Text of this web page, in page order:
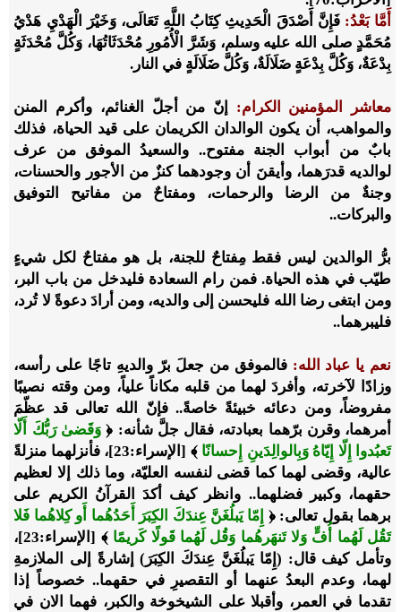
أَمَّا بَعْدُ:فَإِنَّ أَصْدَقَ الْحَدِيثِ كِتَابُ اللَّهِ تَعَالَى، وَخَيْرَ الْهَدْيِ هَدْيُ
مُحَمَّدٍ صلى الله عليه وسلم، وَشَرَّ الْأُمُورِ مُحْدَثَاتُهَا، وَكُلَّ مُحْدَثَةٍ
بِدْعَةٌ، وَكُلَّ بِدْعَةٍ ضَلَالَةٌ، وَكُلَّ ضَلَالَةٍ في النار.
معاشر المؤمنين الكرام: إنّ من أجلّ الغنائم، وأكرم المنن
والمواهب، أن يكون الوالدان الكريمان على قيد الحياة، فذلك
بابٌ من أبواب الجنة مفتوح.. والسعيدُ الموفق من عرف
لوالديه قدرَهما، وأيقنَ أن وجودهما كنزٌ من الأجور والحسنات،
وجنةٌ من الرضا والرحمات، ومفتاحٌ من مفاتيح التوفيق
والبركات..
برُّ الوالدين ليس فقط مِفتاحٌ للجنة، بل هو مفتاحٌ لكل شيءٍ
طيّب في هذه الحياة. فمن رام السعادة فليدخل من باب البر،
ومن ابتغى رضا الله فليحسن إلى والديه، ومن أرادَ دعوةً لا تُرد،
فليبرهما..
نعم يا عباد الله:فالموفق من جعلَ برّ والديهِ تاجًا على رأسه،
وزادًا لآخرته، وأفردَ لهما من قلبه مكاناً علياً، ومن وقته نصيبًا
مفروضاً، ومن دعائه خبيئةً خاصةً.. فإنّ الله تعالى قد عظّمَ
أمرهما، وقرن برّهما بعبادته، فقال جلَّ شأنه: ﴿ وَقَضىٰ رَبُّكَ أَلّا
تَعبُدوا إِلّا إِيّاهُ وَبِالوالِدَينِ إِحسانًا
﴾ [الإسراء:23]، فأنزلهما منزلةً
عالية، وقضى لهما كما قضى لنفسه العليّة، وما ذلك إلا لعظيم
حقهما، وكبير فضلهما.. وانظر كيف أكدَ القرآنُ الكريم على
برهما بقول تعالى: ﴿ إِمّا يَبلُغَنَّ عِندَكَ الكِبَرَ أَحَدُهُما أَو كِلاهُما فَلا
تَقُل لَهُما أُفٍّ وَلا تَنهَرهُما وَقُل لَهُما قَولًا كَريمًا
﴾ [الإسراء:23]،
وتأمل كيف قال: (إِمّا يَبلُغَنَّ عِندَكَ الكِبَرَ) إشارةً إلى الملازمةِ
لهما، وعدم البعدُ عنهما أو التقصيرِ في حقهما.. خصوصاً إذا
تقدما في العمر، وأقبلا على الشيخوخة والكبر، فهما الان في